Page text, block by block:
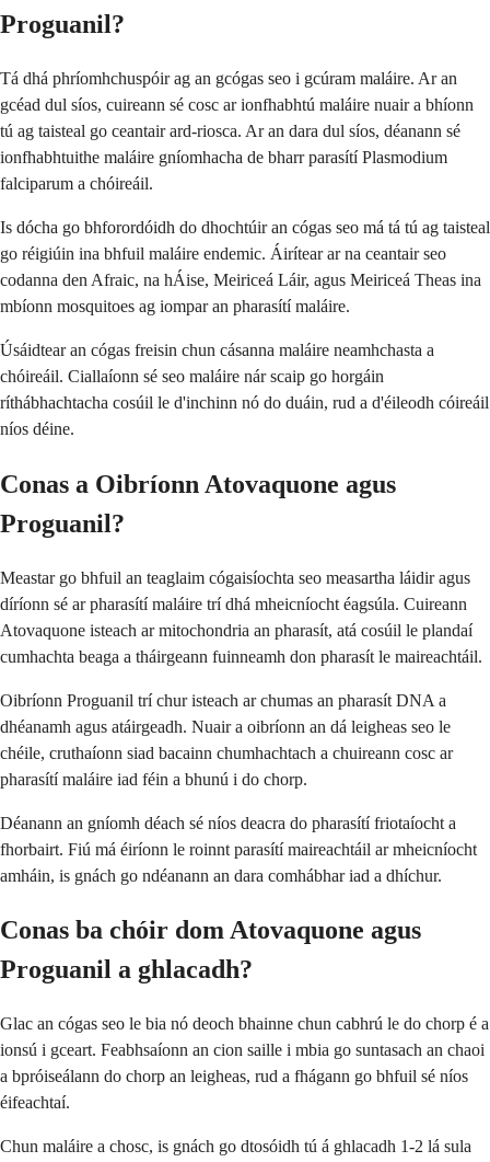
Proguanil?
Tá dhá phríomhchuspóir ag an gcógas seo i gcúram maláire. Ar an
gcéad dul síos, cuireann sé cosc ar ionfhabhtú maláire nuair a bhíonn
tú ag taisteal go ceantair ard-riosca. Ar an dara dul síos, déanann sé
ionfhabhtuithe maláire gníomhacha de bharr parasítí Plasmodium
falciparum a chóireáil.
Is dócha go bhforordóidh do dhochtúir an cógas seo má tá tú ag taisteal
go réigiúin ina bhfuil maláire endemic. Áirítear ar na ceantair seo
codanna den Afraic, na hÁise, Meiriceá Láir, agus Meiriceá Theas ina
mbíonn mosquitoes ag iompar an pharasítí maláire.
Úsáidtear an cógas freisin chun cásanna maláire neamhchasta a
chóireáil. Ciallaíonn sé seo maláire nár scaip go horgáin
ríthábhachtacha cosúil le d'inchinn nó do duáin, rud a d'éileodh cóireáil
níos déine.
Conas a Oibríonn Atovaquone agus
Proguanil?
Meastar go bhfuil an teaglaim cógaisíochta seo measartha láidir agus
díríonn sé ar pharasítí maláire trí dhá mheicníocht éagsúla. Cuireann
Atovaquone isteach ar mitochondria an pharasít, atá cosúil le plandaí
cumhachta beaga a tháirgeann fuinneamh don pharasít le maireachtáil.
Oibríonn Proguanil trí chur isteach ar chumas an pharasít DNA a
dhéanamh agus atáirgeadh. Nuair a oibríonn an dá leigheas seo le
chéile, cruthaíonn siad bacainn chumhachtach a chuireann cosc ar
pharasítí maláire iad féin a bhunú i do chorp.
Déanann an gníomh déach sé níos deacra do pharasítí friotaíocht a
fhorbairt. Fiú má éiríonn le roinnt parasítí maireachtáil ar mheicníocht
amháin, is gnách go ndéanann an dara comhábhar iad a dhíchur.
Conas ba chóir dom Atovaquone agus
Proguanil a ghlacadh?
Glac an cógas seo le bia nó deoch bhainne chun cabhrú le do chorp é a
ionsú i gceart. Feabhsaíonn an cion saille i mbia go suntasach an chaoi
a bpróiseálann do chorp an leigheas, rud a fhágann go bhfuil sé níos
éifeachtaí.
Chun maláire a chosc, is gnách go dtosóidh tú á ghlacadh 1-2 lá sula